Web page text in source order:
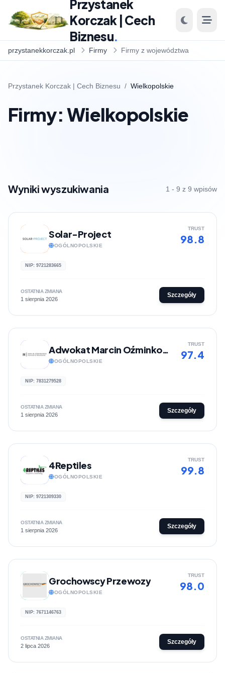
Przystanek
Korczak | Cech
Biznesu.
przystanekkorczak.pl Firmy Firmy z województwa
Przystanek Korczak | Cech Biznesu / Wielkopolskie
Firmy: Wielkopolskie
Wyniki wyszukiwania 1 - 9 z 9 wpisów
Solar-Project
OGÓLNOPOLSKIE
TRUST
98.8
NIP: 9721283665
OSTATNIA ZMIANA
1 sierpnia 2026
Szczegóły
Adwokat Marcin Oźminkowski Kancelaria Adwokacka
OGÓLNOPOLSKIE
TRUST
97.4
NIP: 7831279528
OSTATNIA ZMIANA
1 sierpnia 2026
Szczegóły
4Reptiles
OGÓLNOPOLSKIE
TRUST
99.8
NIP: 9721309330
OSTATNIA ZMIANA
1 sierpnia 2026
Szczegóły
Grochowscy Przewozy
OGÓLNOPOLSKIE
TRUST
98.0
NIP: 7671146763
OSTATNIA ZMIANA
2 lipca 2026
Szczegóły